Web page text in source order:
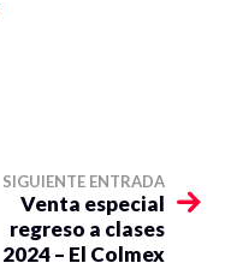
SIGUIENTE ENTRADA
Venta especial
regreso a clases
2024 – El Colmex